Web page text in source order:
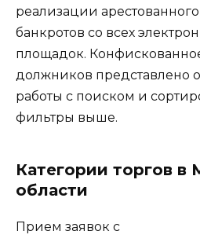
реализации
банкротов со всех
площадок.
должников представлено
работы с поиском и
фильтры выше.
Категории торгов в
области
Прием заявок с